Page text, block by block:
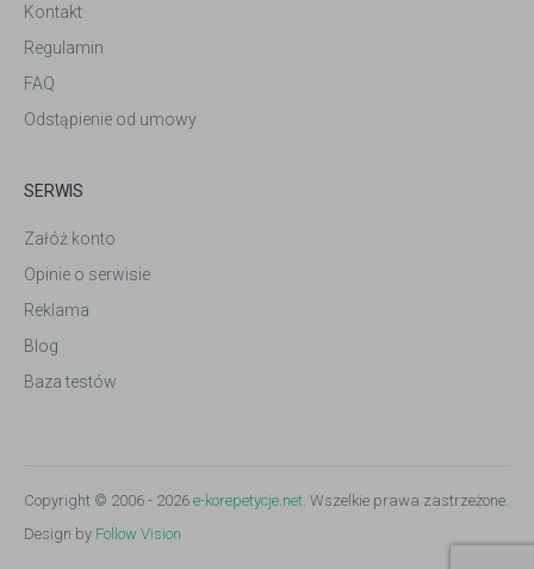
Kontakt
Regulamin
FAQ
Odstąpienie od umowy
SERWIS
Załóż konto
Opinie o serwisie
Reklama
Blog
Baza testów
Copyright © 2006 - 2026 e-korepetycje.net. Wszelkie prawa zastrzeżone.
Design by Follow Vision